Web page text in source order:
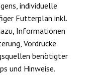
individuelle
Futterplan inkl.
Informationen
Vordrucke
benötigter
und Hinweise.